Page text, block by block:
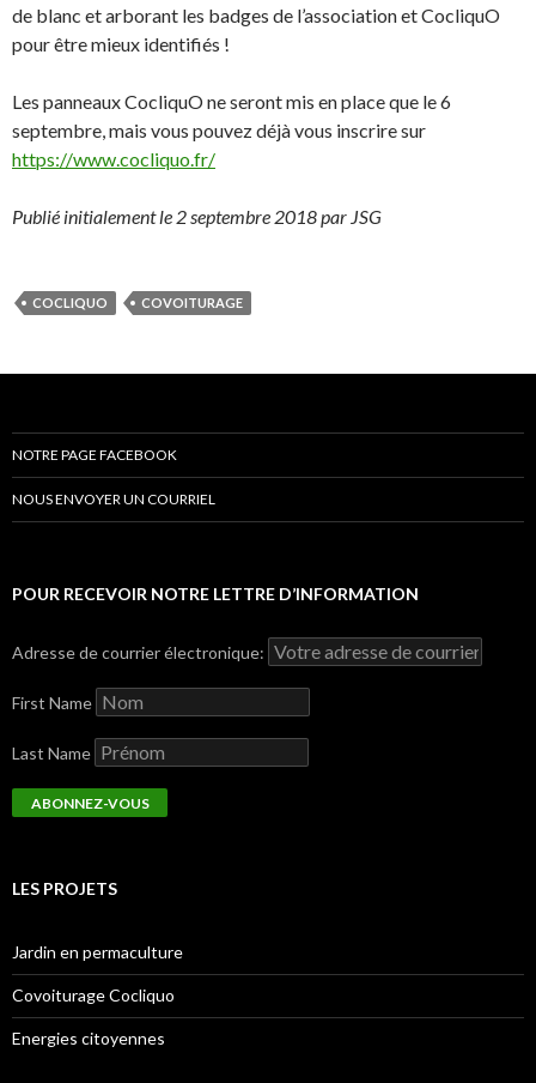
de blanc et arborant les badges de l’association et CocliquO
pour être mieux identifiés !
Les panneaux CocliquO ne seront mis en place que le 6
septembre, mais vous pouvez déjà vous inscrire sur
https://www.cocliquo.fr/
Publié initialement le 2 septembre 2018 par JSG
COCLIQUO COVOITURAGE
NOTRE PAGE FACEBOOK
NOUS ENVOYER UN COURRIEL
POUR RECEVOIR NOTRE LETTRE D’INFORMATION
Adresse de courrier électronique:
First Name
Last Name
LES PROJETS
Jardin en permaculture
Covoiturage Cocliquo
Energies citoyennes